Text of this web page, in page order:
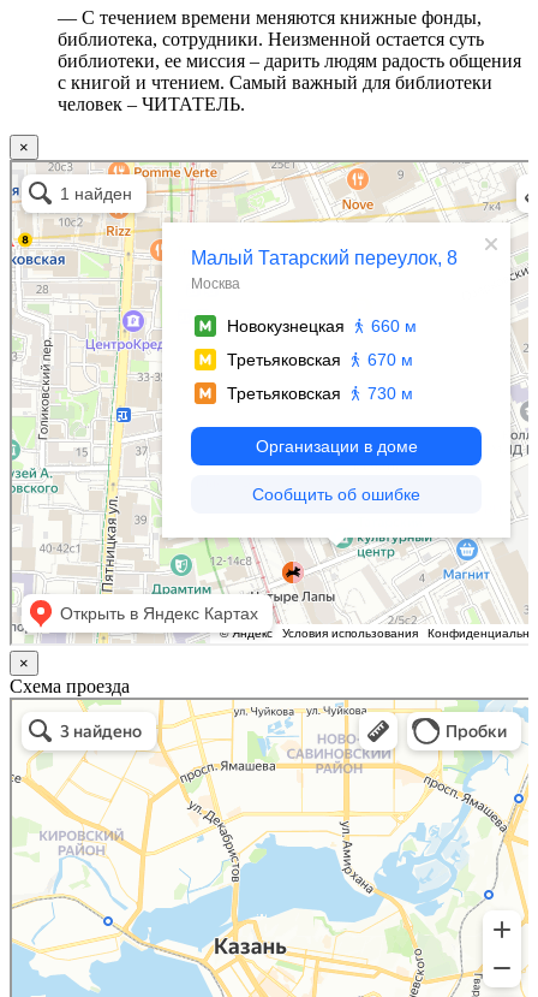
— С течением времени меняются книжные фонды,
библиотека, сотрудники. Неизменной остается суть
библиотеки, ее миссия – дарить людям радость общения
с книгой и чтением. Самый важный для библиотеки
человек – ЧИТАТЕЛЬ.
×
Москва
Малый Татарский переулок, 8 на карте Москвы, ближайшее метро Новокузнецкая —
Яндекс.Карты
×
Схема проезда
Казань
Малый Татарский переулок, 8 на карте Москвы, ближайшее метро Новокузнецкая —
Яндекс.Карты